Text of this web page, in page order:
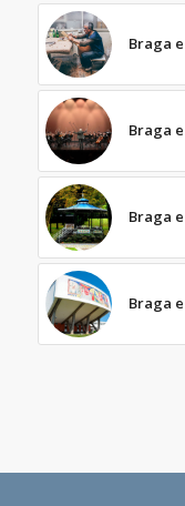
Braga
Braga
Braga
Braga